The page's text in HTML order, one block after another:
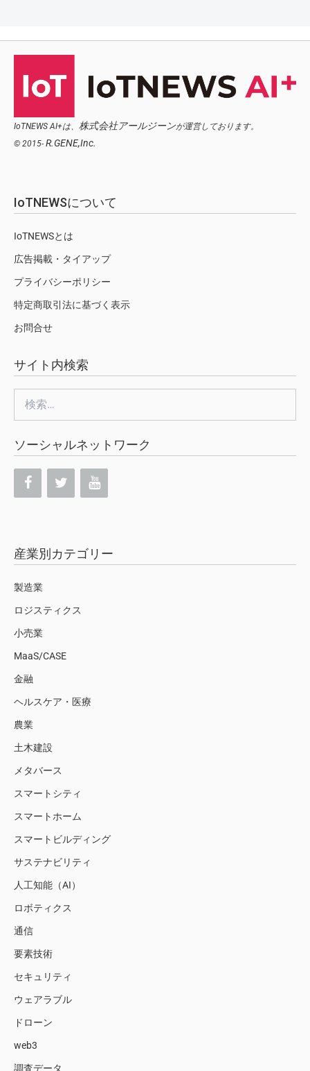
IoTNEWS AI+は、 株式会社アールジーンが運営しております。
© 2015- R.GENE,Inc.
IoTNEWSについて
IoTNEWSとは
広告掲載・タイアップ
プライバシーポリシー
特定商取引法に基づく表示
お問合せ
サイト内検索
ソーシャルネットワーク
産業別カテゴリー
製造業
ロジスティクス
小売業
MaaS/CASE
金融
ヘルスケア・医療
農業
土木建設
メタバース
スマートシティ
スマートホーム
スマートビルディング
サステナビリティ
人工知能（AI）
ロボティクス
通信
要素技術
セキュリティ
ウェアラブル
ドローン
web3
調査データ